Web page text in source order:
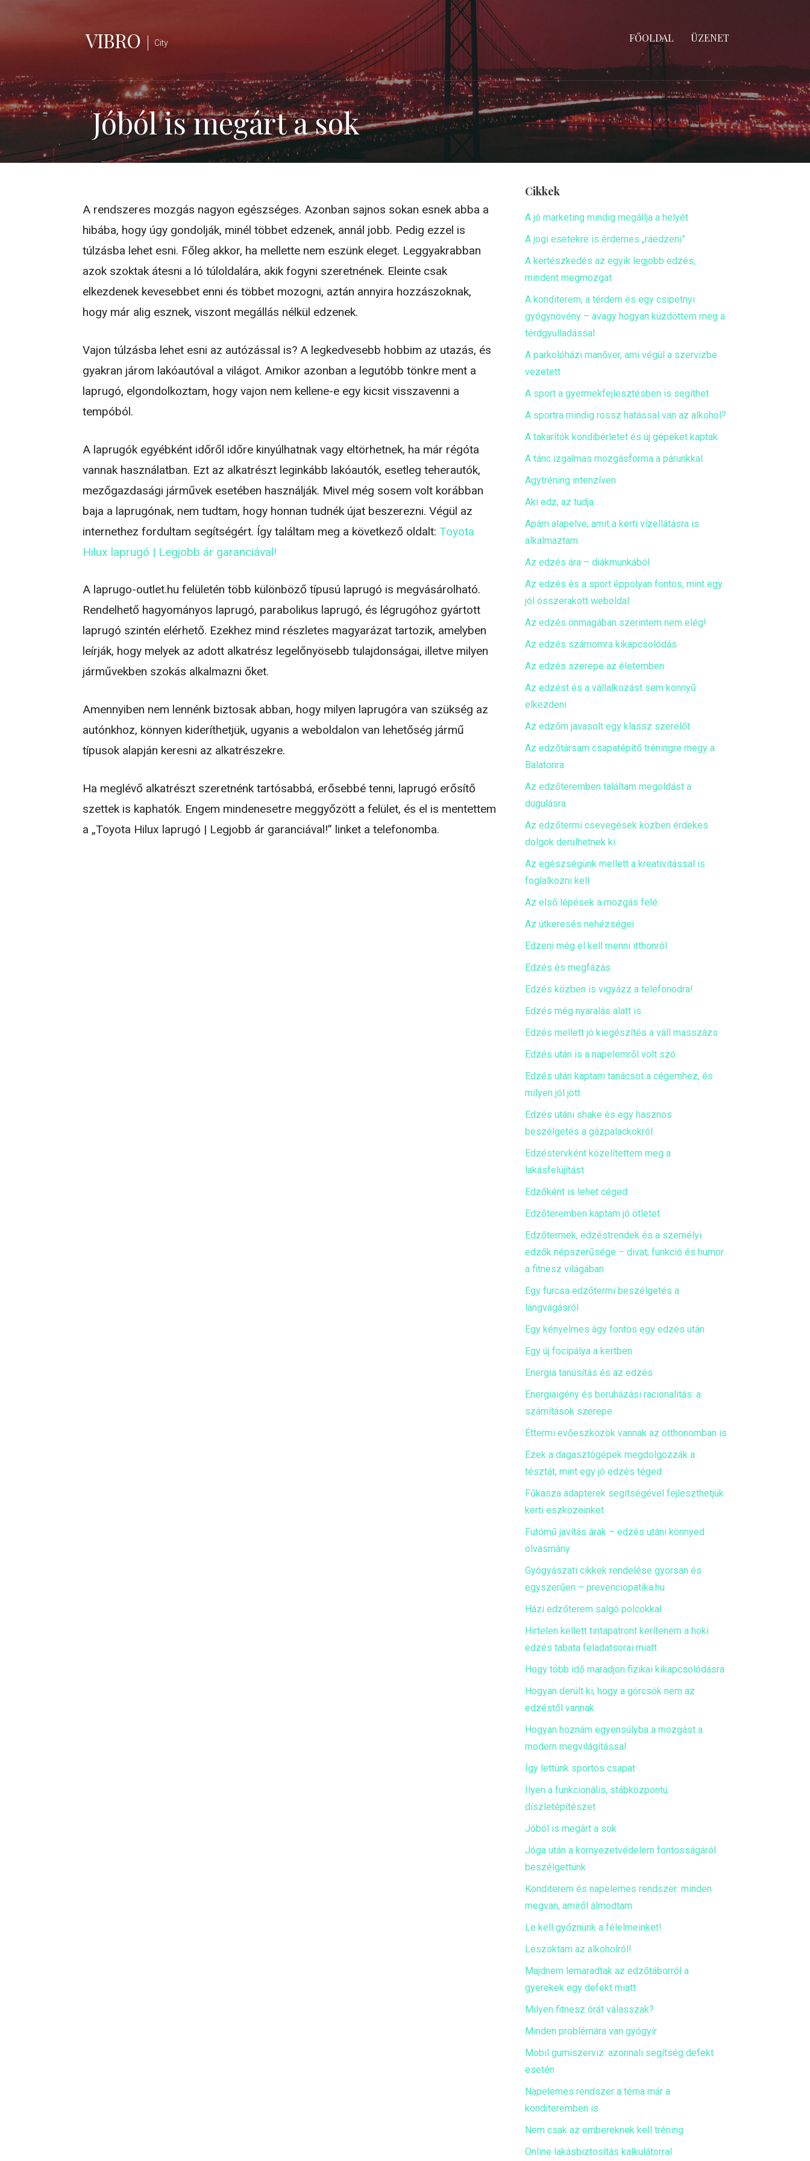
VIBRO City FŐOLDAL ÜZENET
Jóból is megárt a sok
A rendszeres mozgás nagyon egészséges. Azonban sajnos sokan esnek abba a
hibába, hogy úgy gondolják, minél többet edzenek, annál jobb. Pedig ezzel is
túlzásba lehet esni. Főleg akkor, ha mellette nem eszünk eleget. Leggyakrabban
azok szoktak átesni a ló túloldalára, akik fogyni szeretnének. Eleinte csak
elkezdenek kevesebbet enni és többet mozogni, aztán annyira hozzászoknak,
hogy már alig esznek, viszont megállás nélkül edzenek.
Vajon túlzásba lehet esni az autózással is? A legkedvesebb hobbim az utazás, és
gyakran járom lakóautóval a világot. Amikor azonban a legutóbb tönkre ment a
laprugó, elgondolkoztam, hogy vajon nem kellene-e egy kicsit visszavenni a
tempóból.
A laprugók egyébként időről időre kinyúlhatnak vagy eltörhetnek, ha már régóta
vannak használatban. Ezt az alkatrészt leginkább lakóautók, esetleg teherautók,
mezőgazdasági járművek esetében használják. Mivel még sosem volt korábban
baja a laprugónak, nem tudtam, hogy honnan tudnék újat beszerezni. Végül az
internethez fordultam segítségért. Így találtam meg a következő oldalt:Toyota
Hilux laprugó | Legjobb ár garanciával!
A laprugo-outlet.hu felületén több különböző típusú laprugó is megvásárolható.
Rendelhető hagyományos laprugó, parabolikus laprugó, és légrugóhoz gyártott
laprugó szintén elérhető. Ezekhez mind részletes magyarázat tartozik, amelyben
leírják, hogy melyek az adott alkatrész legelőnyösebb tulajdonságai, illetve milyen
járművekben szokás alkalmazni őket.
Amennyiben nem lennénk biztosak abban, hogy milyen laprugóra van szükség az
autónkhoz, könnyen kideríthetjük, ugyanis a weboldalon van lehetőség jármű
típusok alapján keresni az alkatrészekre.
Ha meglévő alkatrészt szeretnénk tartósabbá, erősebbé tenni, laprugó erősítő
szettek is kaphatók. Engem mindenesetre meggyőzött a felület, és el is mentettem
a „Toyota Hilux laprugó | Legjobb ár garanciával!” linket a telefonomba.
Cikkek
A jó marketing mindig megállja a helyét
A jogi esetekre is érdemes „ráedzeni”
A kertészkedés az egyik legjobb edzés,
mindent megmozgat
A konditerem, a térdem és egy csipetnyi
gyógynövény – avagy hogyan küzdöttem meg a
térdgyulladással
A parkolóházi manőver, ami végül a szervizbe
vezetett
A sport a gyermekfejlesztésben is segíthet
A sportra mindig rossz hatással van az alkohol?
A takarítók kondibérletet és új gépeket kaptak
A tánc izgalmas mozgásforma a párunkkal
Agytréning intenzíven
Aki edz, az tudja…
Apám alapelve, amit a kerti vízellátásra is
alkalmaztam
Az edzés ára – diákmunkából
Az edzés és a sport éppolyan fontos, mint egy
jól összerakott weboldal
Az edzés önmagában szerintem nem elég!
Az edzés számomra kikapcsolódás
Az edzés szerepe az életemben
Az edzést és a vállalkozást sem könnyű
elkezdeni
Az edzőm javasolt egy klassz szerelőt
Az edzőtársam csapatépítő tréningre megy a
Balatonra
Az edzőteremben találtam megoldást a
dugulásra
Az edzőtermi csevegések közben érdekes
dolgok derülhetnek ki
Az egészségünk mellett a kreativitással is
foglalkozni kell
Az első lépések a mozgás felé
Az útkeresés nehézségei
Edzeni még el kell menni itthonról
Edzés és megfázás
Edzés közben is vigyázz a telefonodra!
Edzés még nyaralás alatt is
Edzés mellett jó kiegészítés a váll masszázs
Edzés után is a napelemről volt szó
Edzés után kaptam tanácsot a cégemhez, és
milyen jól jött
Edzés utáni shake és egy hasznos
beszélgetés a gázpalackokról
Edzéstervként közelítettem meg a
lakásfelújítást
Edzőként is lehet céged
Edzőteremben kaptam jó ötletet
Edzőtermek, edzéstrendek és a személyi
edzők népszerűsége – divat, funkció és humor
a fitnesz világában
Egy furcsa edzőtermi beszélgetés a
lángvágásról
Egy kényelmes ágy fontos egy edzés után
Egy új focipálya a kertben
Energia tanúsítás és az edzés
Energiaigény és beruházási racionalitás: a
számítások szerepe
Éttermi evőeszközök vannak az otthonomban is
Ezek a dagasztógépek megdolgozzák a
tésztát, mint egy jó edzés téged
Fűkasza adapterek segítségével fejleszthetjük
kerti eszközeinket
Futómű javítás árak – edzés utáni könnyed
olvasmány
Gyógyászati cikkek rendelése gyorsan és
egyszerűen – prevenciopatika.hu
Házi edzőterem salgó polcokkal
Hirtelen kellett tintapatront kerítenem a hoki
edzés tabata feladatsorai miatt
Hogy több idő maradjon fizikai kikapcsolódásra
Hogyan derült ki, hogy a görcsök nem az
edzéstől vannak
Hogyan hoznám egyensúlyba a mozgást a
modern megvilágítással
Így lettünk sportos csapat
Ilyen a funkcionális, stábközpontú
díszletépítészet
Jóból is megárt a sok
Jóga után a környezetvédelem fontosságáról
beszélgettünk
Konditerem és napelemes rendszer: minden
megvan, amiről álmodtam
Le kell győznünk a félelmeinket!
Leszoktam az alkoholról!
Majdnem lemaradtak az edzőtáborról a
gyerekek egy defekt miatt
Milyen fitnesz órát válasszak?
Minden problémára van gyógyír
Mobil gumiszerviz: azonnali segítség defekt
esetén
Napelemes rendszer a téma már a
konditeremben is
Nem csak az embereknek kell tréning
Online lakásbiztosítás kalkulátorral